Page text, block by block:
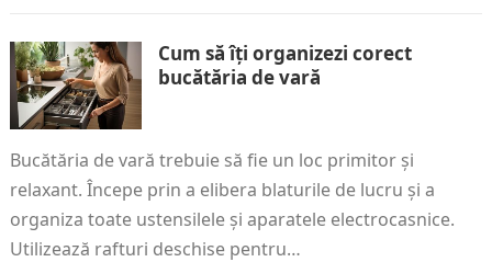
Cum să îți organizezi corect
bucătăria de vară
Bucătăria de vară trebuie să fie un loc primitor și
relaxant. Începe prin a elibera blaturile de lucru și a
organiza toate ustensilele și aparatele electrocasnice.
Utilizează rafturi deschise pentru…